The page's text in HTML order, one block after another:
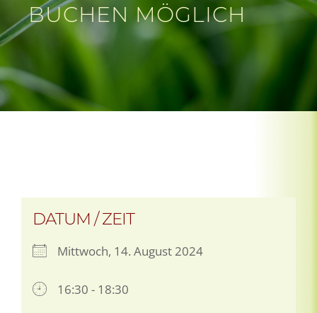
BUCHEN MÖGLICH
DATUM / ZEIT
Mittwoch, 14. August 2024
16:30 - 18:30